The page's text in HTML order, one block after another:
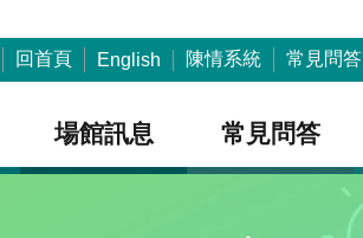
回首頁 English 陳情系統 常見問答
場館訊息 常見問答